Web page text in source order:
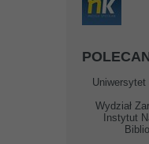
Wydział
Instytut